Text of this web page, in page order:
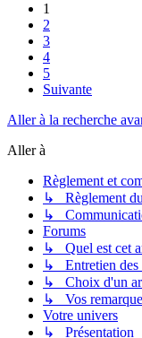
1
2
3
4
5
Suivante
Aller à la recherche
Aller à
Règlement et
↳ Règlement
↳
Forums
↳ Quel est cet
↳ Entretien des
↳ Choix d'un
↳ Vos
Votre univers
↳ Présentation